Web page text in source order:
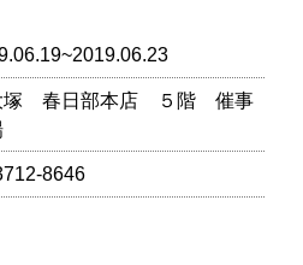
塚 春日部本店 ５階 催事
8646